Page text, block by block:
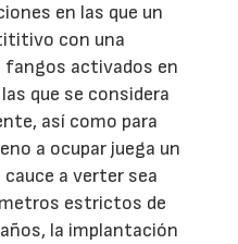
en las que un
con una
fangos activados en
que se considera
así como para
a ocupar juega un
a verter sea
estrictos de
la implantación